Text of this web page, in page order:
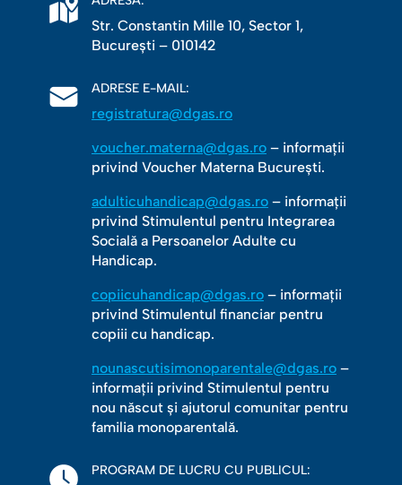
Str. Constantin Mille 10, Sector 1,
Bucureşti – 010142
ADRESE E-MAIL:
registratura@dgas.ro
voucher.materna@dgas.ro– informații
privind Voucher Materna București.
adulticuhandicap@dgas.ro– informații
privind Stimulentul pentru Integrarea
Socială a Persoanelor Adulte cu
Handicap.
copiicuhandicap@dgas.ro– informații
privind Stimulentul financiar pentru
copiii cu handicap.
nounascutisimonoparentale@dgas.ro–
informații privind Stimulentul pentru
nou născut și ajutorul comunitar pentru
familia monoparentală.
PROGRAM DE LUCRU CU PUBLICUL: